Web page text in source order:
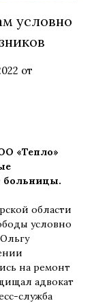
условно
от
«Тепло»
больницы.
области
условно
на ремонт
адвокат
служба